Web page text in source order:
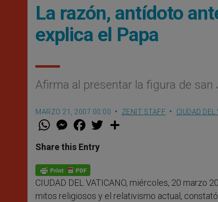
La razón, antídoto
explica el Papa
Afirma al presentar la figura de
MARZO 21, 2007 00:00 ZENIT STAFF CIUDAD DEL
W
t
s
p
p
M
e
s
e
g
e
r
F
a
e
b
o
k
w
Share this Entry
CIUDAD DEL VATICANO, miércoles, 20 marzo
mitos religiosos y el relativismo actual,